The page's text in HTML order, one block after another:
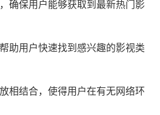
确保用户能够获取到最新热门影
助用户快速找到感兴趣的影视类
相结合，使得用户在有无网络环